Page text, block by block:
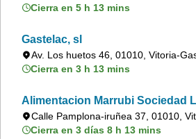
Cierra en 5 h 13 mins
Gastelac, sl
Av. Los huetos 46, 01010, Vitoria-
Cierra en 3 h 13 mins
Alimentacion Marrubi Sociedad
Calle Pamplona-iruñea 37, 01010,
Cierra en 3 días 8 h 13 mins